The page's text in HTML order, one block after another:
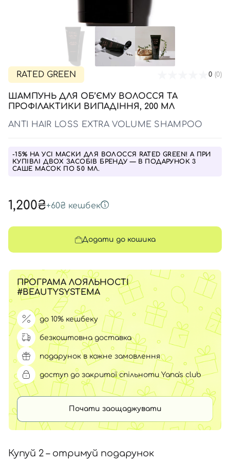
Креми для тіла з SPF
Карбоксітерапія
Бʼюті гаджети
Автозасмага
Шия і декольте
Для чоловіків
Спеціальний догляд
Для чоловіків
Дезодоранти
Засоби для інтимної гігієни
Автозасмага для тіла
RATED GREEN 0 (0)
ШАМПУНЬ ДЛЯ ОБ’ЄМУ ВОЛОССЯ ТА
ПРОФІЛАКТИКИ ВИПАДІННЯ, 200 МЛ
ANTI HAIR LOSS EXTRA VOLUME SHAMPOO
-15% НА УСІ МАСКИ ДЛЯ ВОЛОССЯ RATED GREEN! А ПРИ
КУПІВЛІ ДВОХ ЗАСОБІВ БРЕНДУ — В ПОДАРУНОК 3
САШЕ МАСОК ПО 50 МЛ.
1,200₴+60₴ кешбек
Додати до кошика
ПРОГРАМА ЛОЯЛЬНОСТІ
#BEAUTYSYSTEMA
до 10% кешбеку
безкоштовна доставка
подарунок в кожне замовлення
доступ до закритої спільноти Yana's club
Почати заощаджувати
Купуй 2 – отримуй подарунок